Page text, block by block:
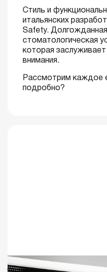
Стиль и
итальянских
Safety. Долгожданная
стоматологическая
которая
внимания.
Рассмотрим каждое
подробно?